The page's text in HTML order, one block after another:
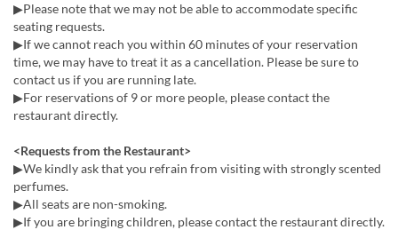
▶Please note that we may not be able to accommodate specific
seating requests.
▶If we cannot reach you within 60 minutes of your reservation
time, we may have to treat it as a cancellation. Please be sure to
contact us if you are running late.
▶For reservations of 9 or more people, please contact the
restaurant directly.
<Requests from the Restaurant>
▶We kindly ask that you refrain from visiting with strongly scented
perfumes.
▶All seats are non-smoking.
▶If you are bringing children, please contact the restaurant directly.